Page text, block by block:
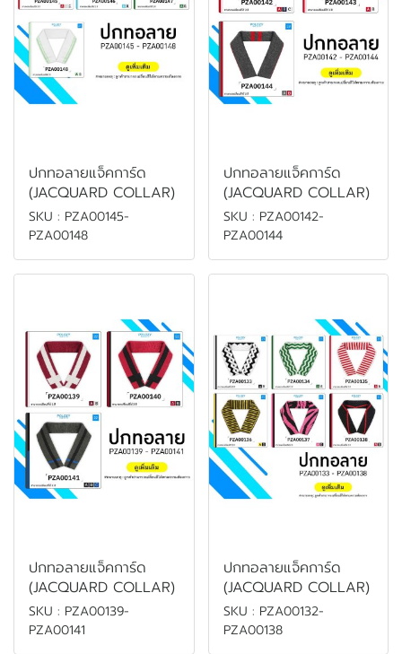
ปกทอลายแจ็คการ์ด
(JACQUARD COLLAR)
SKU : PZA00145-
PZA00148
ปกทอลายแจ็คการ์ด
(JACQUARD COLLAR)
SKU : PZA00142-
PZA00144
ปกทอลายแจ็คการ์ด
(JACQUARD COLLAR)
SKU : PZA00139-
PZA00141
ปกทอลายแจ็คการ์ด
(JACQUARD COLLAR)
SKU : PZA00132-
PZA00138